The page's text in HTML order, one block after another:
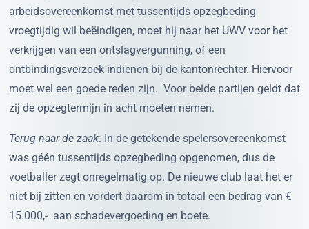
arbeidsovereenkomst met tussentijds opzegbeding
vroegtijdig wil beëindigen, moet hij naar het UWV voor het
verkrijgen van een ontslagvergunning, of een
ontbindingsverzoek indienen bij de kantonrechter. Hiervoor
moet wel een goede reden zijn. Voor beide partijen geldt dat
zij de opzegtermijn in acht moeten nemen.
Terug naar de zaak: In de getekende spelersovereenkomst
was géén tussentijds opzegbeding opgenomen, dus de
voetballer zegt onregelmatig op. De nieuwe club laat het er
niet bij zitten en vordert daarom in totaal een bedrag van €
15.000,- aan schadevergoeding en boete.